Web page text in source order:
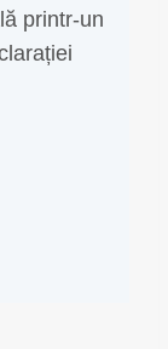
printr-un